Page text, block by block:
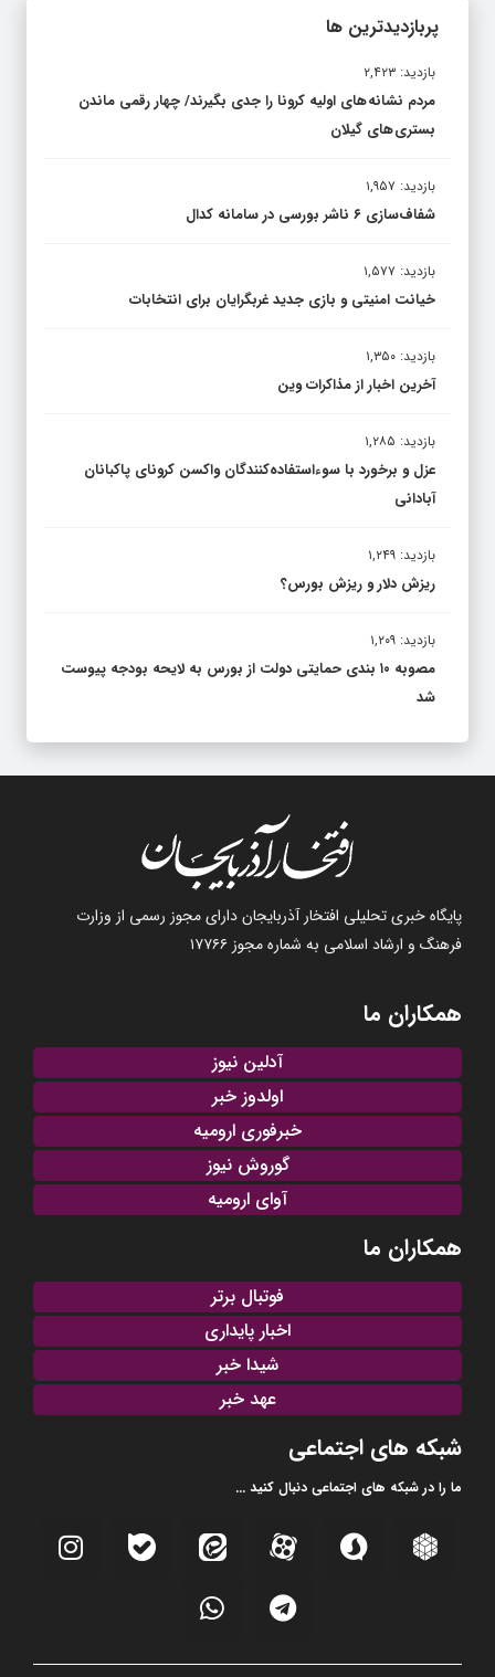
پربازدیدترین ها
بازدید: ۲,۴۲۳
مردم نشانه های اولیه کرونا را جدی بگیرند/ چهار رقمی ماندن
بستری های گیلان
بازدید: ۱,۹۵۷
شفاف‌سازی ۶ ناشر بورسی در سامانه کدال
بازدید: ۱,۵۷۷
خیانت امنیتی و بازی جدید غربگرایان برای انتخابات
بازدید: ۱,۳۵۰
آخرین اخبار از مذاکرات وین
بازدید: ۱,۲۸۵
عزل و برخورد با سوءاستفاده‌کنندگان واکسن کرونای پاکبانان
آبادانی
بازدید: ۱,۲۴۹
ریزش دلار و ریزش بورس؟
بازدید: ۱,۲۰۹
مصوبه ۱۰ بندی حمایتی دولت از بورس به لایحه بودجه پیوست
شد
پایگاه خبری تحلیلی افتخار آذربایجان دارای مجوز رسمی از وزارت
فرهنگ و ارشاد اسلامی به شماره مجوز ۱۷۷۶۶
همکاران ما
آدلین نیوز
اولدوز خبر
خبرفوری ارومیه
گوروش نیوز
آوای ارومیه
همکاران ما
فوتبال برتر
اخبار پایداری
شیدا خبر
عهد خبر
شبکه های اجتماعی
ما را در شبکه های اجتماعی دنبال کنید ...